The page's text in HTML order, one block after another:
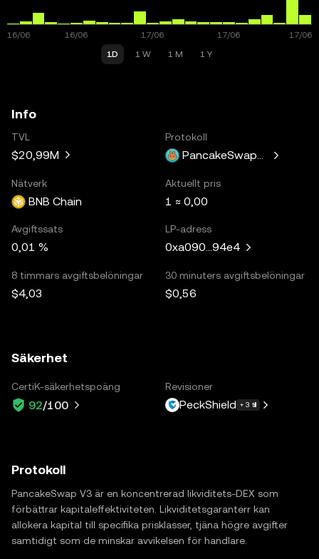
1D 1 W 1 M 1 Y
Info
TVL
$20,99M
Protokoll
PancakeSwapV3
Nätverk
BNB Chain
Aktuellt pris
1 ≈ 0,00
Avgiftssats
0,01 %
LP-adress
0xa090...94e4
8 timmars avgiftsbelöningar
$4,03
30 minuters avgiftsbelöningar
$0,56
Säkerhet
CertiK-säkerhetspoäng
92/100
Revisioner
PeckShield + 3 till
Protokoll
PancakeSwap V3 är en koncentrerad likviditets-DEX som
förbättrar kapitaleffektiviteten. Likviditetsgaranterr kan
allokera kapital till specifika prisklasser, tjäna högre avgifter
samtidigt som de minskar avvikelsen för handlare.